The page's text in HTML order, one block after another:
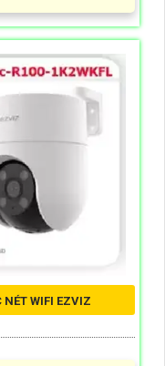
WIFI EZVIZ